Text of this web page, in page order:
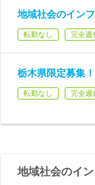
地域社会のイン
転勤なし 完全週
栃木県限定募集
転勤なし 完全週
地域社会のイ